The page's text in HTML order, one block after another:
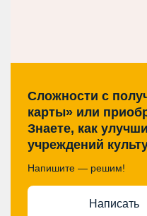
Сложности с
карты» или
Знаете, как
учреждений
Напишите — решим!
Написать